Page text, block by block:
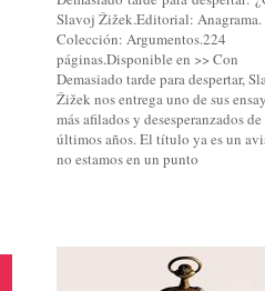
Slavoj Žižek.Editorial: Anagrama.
Colección: Argumentos.224
páginas.Disponible en >> Con
Demasiado tarde para despertar,
Žižek nos entrega uno de sus
más afilados y desesperanzados
últimos años. El título ya es un
no estamos en un punto